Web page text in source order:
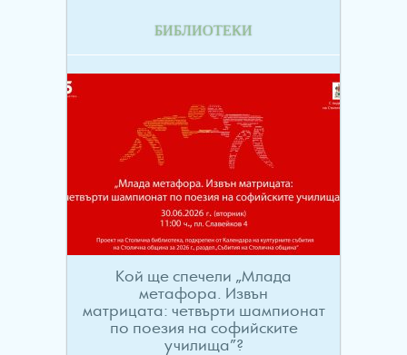
БИБЛИОТЕКИ
Кой ще спечели „Млада
метафора. Извън
матрицата: четвърти шампионат
по поезия на софийските
училища”?